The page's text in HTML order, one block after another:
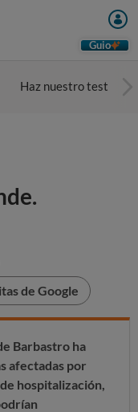
Guio
Haz nuestro test
de Google
Barbastro ha
afectadas por
hospitalización,